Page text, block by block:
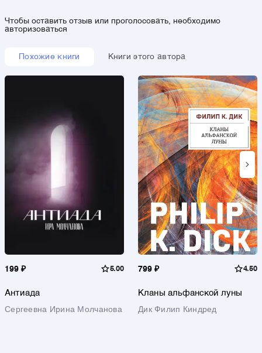
Чтобы оставить отзыв или проголосовать, необходимо
авторизоваться
Похожие книги Книги этого автора
199 ₽ 5.00
Антиада
Сергеевна Ирина Молчанова
799 ₽ 4.50
Кланы альфанской луны
Дик Филип Киндред